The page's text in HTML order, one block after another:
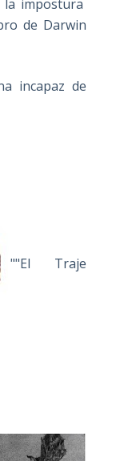
impostura
de Darwin
incapaz de
""El Traje